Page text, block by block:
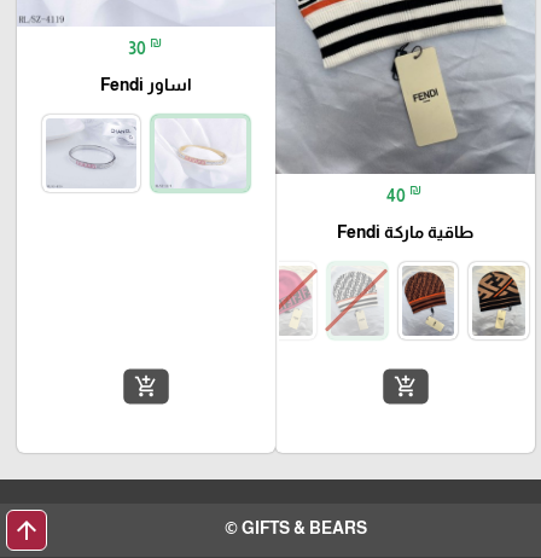
40 ₪
طاقية ماركة Fendi
add_shopping_cart
30 ₪
اساور Fendi
add_shopping_cart
GIFTS & BEARS ©
arrow_upward